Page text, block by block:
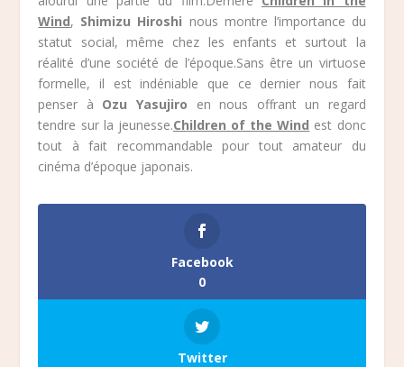
Wind, Shimizu Hiroshi nous montre l’importance du
statut social, même chez les enfants et surtout la
réalité d’une société de l’époque.Sans être un virtuose
formelle, il est indéniable que ce dernier nous fait
penser à Ozu Yasujiro en nous offrant un regard
tendre sur la jeunesse.Children of the Wind est donc
tout à fait recommandable pour tout amateur du
cinéma d’époque japonais.
Facebook
0
Twitter